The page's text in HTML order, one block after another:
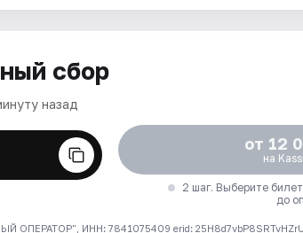
сбор
назад
от 12
на
2 шаг. Выберите
до
ИНН: 7841075409 erid: